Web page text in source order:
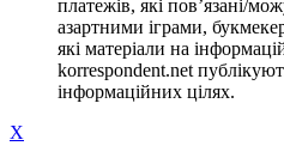
платежів, які пов’язані/
азартними іграми,
які матеріали на
korrespondent.net
інформаційних цілях.
X